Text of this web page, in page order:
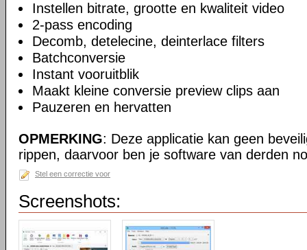
Instellen bitrate, grootte en kwaliteit video
2-pass encoding
Decomb, detelecine, deinterlace filters
Batchconversie
Instant vooruitblik
Maakt kleine conversie preview clips aan
Pauzeren en hervatten
OPMERKING: Deze applicatie kan geen
rippen, daarvoor ben je software van derden
Stel een correctie voor
Screenshots: